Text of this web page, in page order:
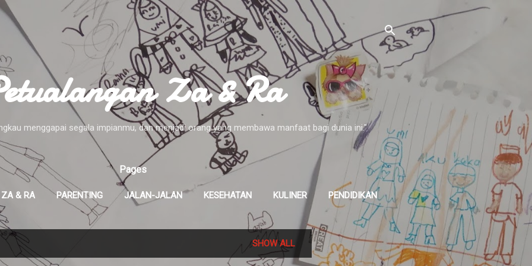
Skip to main content
Za & Ra
menggapai segala impianmu, dan menjadi orang yang membawa manfaat bagi dunia ini."
Pages
ZA & RA PARENTING JALAN-JALAN KESEHATAN KULINER PENDIDIKAN
MORE…
SHOW ALL